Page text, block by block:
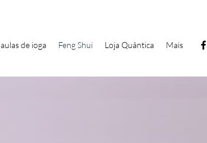
aulas de ioga Feng Shui Loja Quântica Mais